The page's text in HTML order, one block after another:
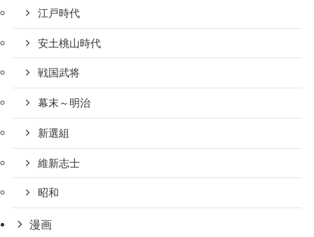
江戸時代
安土桃山時代
戦国武将
幕末～明治
新選組
維新志士
昭和
漫画